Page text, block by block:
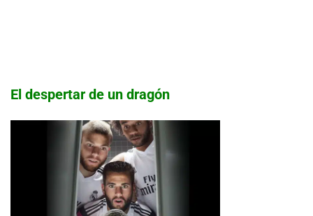
El despertar de un dragón